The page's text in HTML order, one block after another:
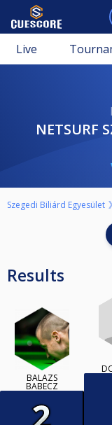
Live
Szegedi Biliárd Egyesület
Results
BALÁZS
BABECZ